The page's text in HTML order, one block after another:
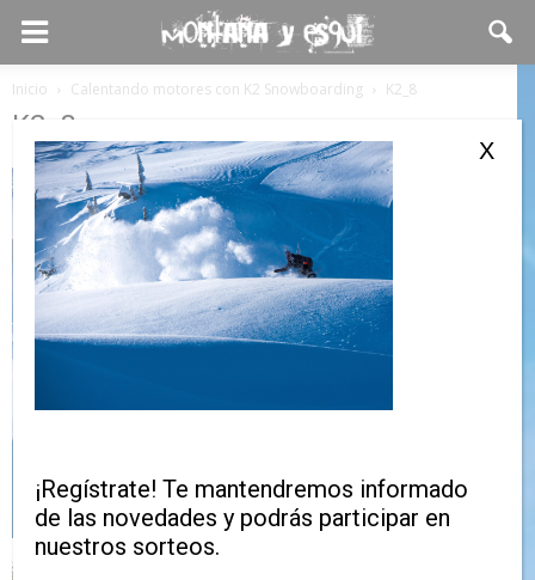
Inicio Calentando motores con K2 Snowboarding K2_8
K2_8
¡Regístrate! Te mantendremos informado
de las novedades y podrás participar en
nuestros sorteos.
X